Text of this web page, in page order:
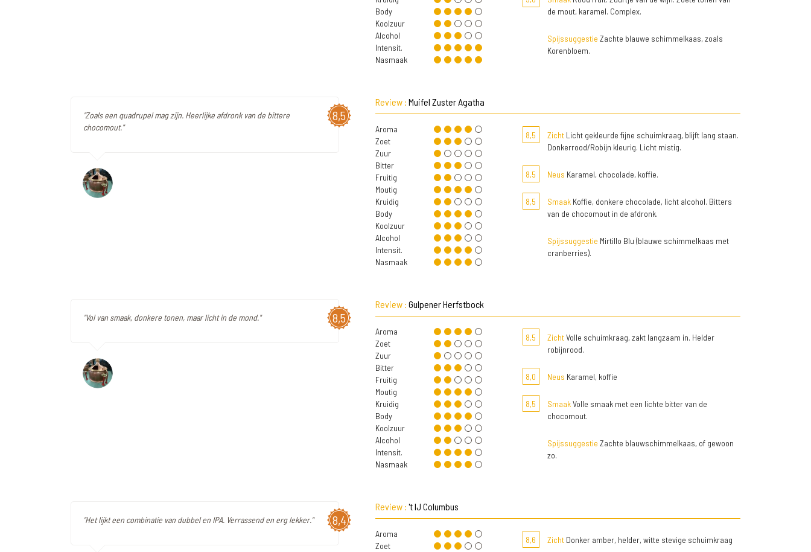
Body
Koolzuur
Alcohol
Intensit.
Nasmaak
de mout, karamel. Complex.
Spijssuggestie Zachte blauwe schimmelkaas, zoals
Korenbloem.
8,5
"Zoals een quadrupel mag zijn. Heerlijke afdronk van de bittere
chocomout."
Review : Muifel Zuster Agatha
Aroma
Zoet
Zuur
Bitter
Fruitig
Moutig
Kruidig
Body
Koolzuur
Alcohol
Intensit.
Nasmaak
8,5 ZichtLicht gekleurde fijne schuimkraag, blijft lang staan.
Donkerrood/Robijn kleurig. Licht mistig.
8,5 Neus Karamel, chocolade, koffie.
8,5 SmaakKoffie, donkere chocolade, licht alcohol. Bitters
van de chocomout in de afdronk.
Spijssuggestie Mirtillo Blu (blauwe schimmelkaas met
cranberries).
8,5
"Vol van smaak, donkere tonen, maar licht in de mond."
Review : Gulpener Herfstbock
Aroma
Zoet
Zuur
Bitter
Fruitig
Moutig
Kruidig
Body
Koolzuur
Alcohol
Intensit.
Nasmaak
8,5 ZichtVolle schuimkraag, zakt langzaam in. Helder
robijnrood.
8,0 Neus Karamel, koffie
8,5 SmaakVolle smaak met een lichte bitter van de
chocomout.
Spijssuggestie Zachte blauwschimmelkaas, of gewoon
zo.
8,4
"Het lijkt een combinatie van dubbel en IPA. Verrassend en erg lekker."
Review : 't IJ Columbus
Aroma
Zoet
8,6 ZichtDonker amber, helder, witte stevige schuimkraag